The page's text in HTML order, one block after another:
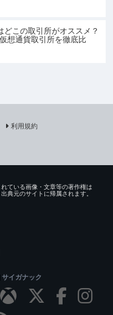
この取引所がオススメ？
想通貨取引所を徹底比
利用規約
ている画像・文章等の著作権は
典元のサイトに帰属されます。
イガナック